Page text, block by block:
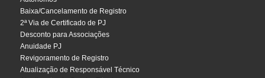
Baixa/Cancelamento de Registro
2ª Via de Certificado de PJ
Desconto para Associações
Anuidade PJ
Revigoramento de Registro
Atualização de Responsável Técnico